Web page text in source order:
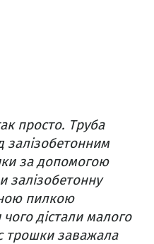
просто. Труба
залізобетонним
за допомогою
залізобетонну
пилкою
дістали малого
трошки заважала